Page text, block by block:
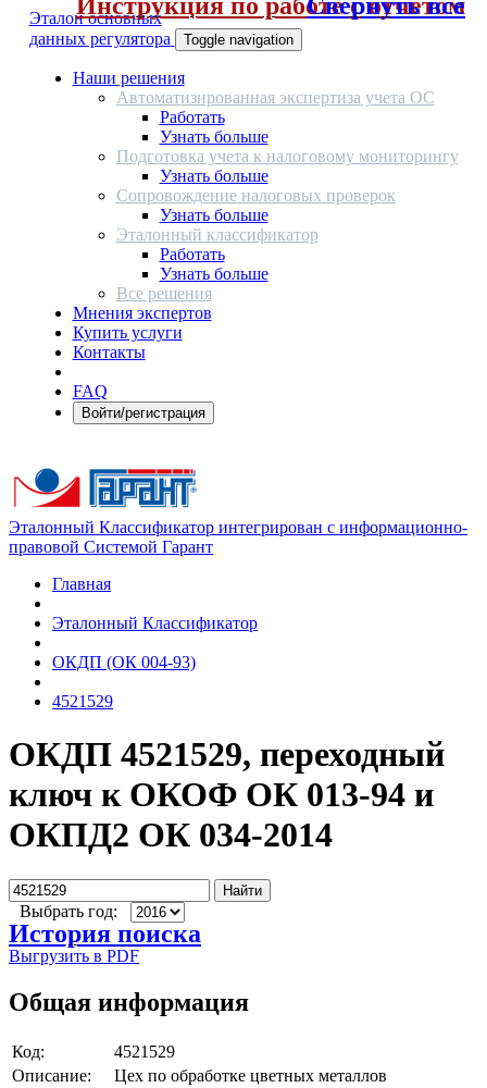
Эталон основных
данных регулятора
Toggle navigation
Наши решения
Автоматизированная экспертиза учета ОС
Работать
Узнать больше
Подготовка учета к налоговому мониторингу
Узнать больше
Сопровождение налоговых проверок
Узнать больше
Эталонный классификатор
Работать
Узнать больше
Все решения
Мнения экспертов
Купить услуги
Контакты
FAQ
Войти/регистрация
Эталонный Классификатор интегрирован с информационно-
правовой Системой Гарант
Главная
Эталонный Классификатор
ОКДП (ОК 004-93)
4521529
ОКДП 4521529, переходный
ключ к ОКОФ ОК 013-94 и
ОКПД2 ОК 034-2014
Найти
Выбрать год:
История поиска
Выгрузить в PDF
Общая информация
Код:
4521529
Описание:
Цех по обработке цветных металлов